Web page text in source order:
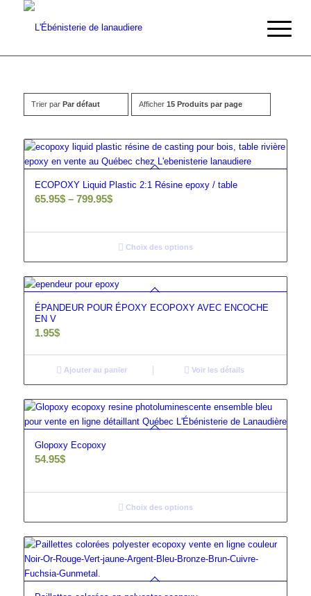
Trier par Par défaut Afficher 15 Produits par page
ECOPOXY Liquid Plastic 2:1 Résine epoxy / table
65.95$– 799.95$
Choix des options
ÉPANDEUR POUR ÉPOXY ECOPOXY AVEC ENCOCHE
EN V
1.95$
Ajouter au panier Voir les détails
Glopoxy Ecopoxy
54.95$
Choix des options